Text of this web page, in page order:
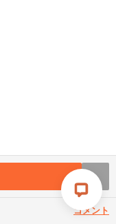
コメント